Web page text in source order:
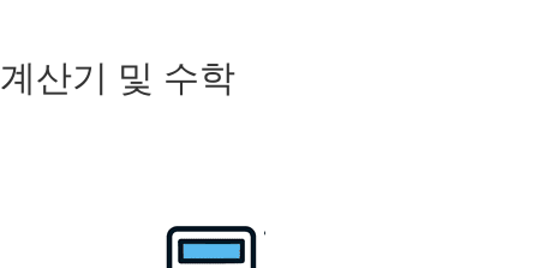
계산기 및 수학